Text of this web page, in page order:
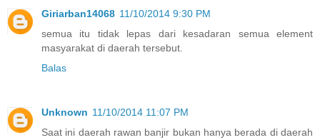
Giriarban14068 11/10/2014 9:30 PM
semua itu tidak lepas dari kesadaran semua element
masyarakat di daerah tersebut.
Balas
Unknown 11/10/2014 11:07 PM
Saat ini daerah rawan banjir bukan hanya berada di daerah